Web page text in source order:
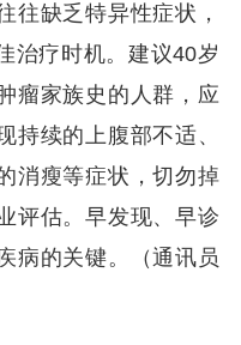
往缺乏特异性症状，
治疗时机。建议40岁
瘤家族史的人群，应
持续的上腹部不适、
消瘦等症状，切勿掉
评估。早发现、早诊
病的关键。（通讯员